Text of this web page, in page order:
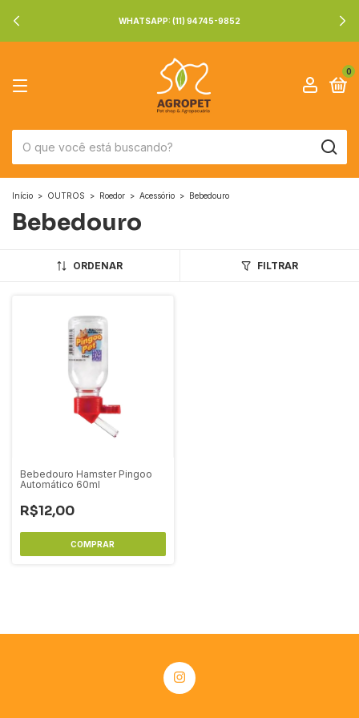
WHATSAPP: (11) 94745-9852
0
Início > OUTROS > Roedor > Acessório > Bebedouro
Bebedouro
ORDENAR FILTRAR
Bebedouro Hamster Pingoo
Automático 60ml
R$12,00